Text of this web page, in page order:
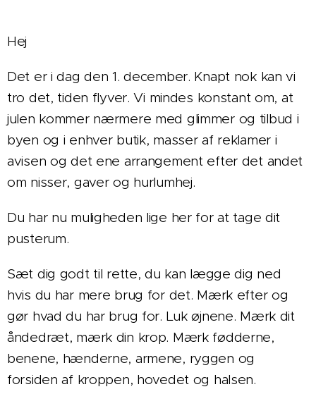
Hej
Det er i dag den 1. december. Knapt nok kan vi
tro det, tiden flyver. Vi mindes konstant om, at
julen kommer nærmere med glimmer og tilbud i
byen og i enhver butik, masser af reklamer i
avisen og det ene arrangement efter det andet
om nisser, gaver og hurlumhej.
Du har nu muligheden lige her for at tage dit
pusterum.
Sæt dig godt til rette, du kan lægge dig ned
hvis du har mere brug for det. Mærk efter og
gør hvad du har brug for. Luk øjnene. Mærk dit
åndedræt, mærk din krop. Mærk fødderne,
benene, hænderne, armene, ryggen og
forsiden af kroppen, hovedet og halsen.